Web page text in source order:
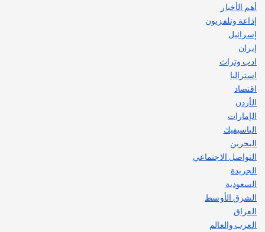
أهم الأخبار
إذاعة وتلفزيون
إسرائيل
إيران
ادب وتراث
استراليا
اقتصاد
الأردن
الإمارات
الباسيفيك
البحرين
التواصل الاجتماعي
الجريدة
السعودية
الشرق الأوسط
العراق
العرب والعالم